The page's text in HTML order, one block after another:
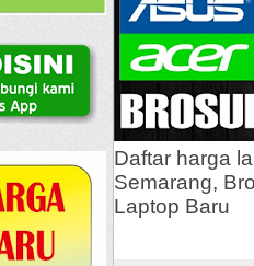
Daftar harga
Semarang,
Laptop Baru